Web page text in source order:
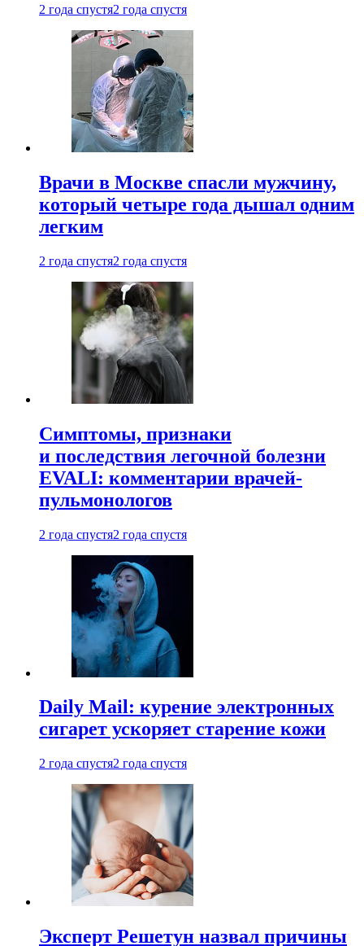
2 года спустя2 года спустя
Врачи в Москве спасли мужчину,
который четыре года дышал одним
легким
2 года спустя2 года спустя
Симптомы, признаки
и последствия легочной болезни
EVALI: комментарии врачей-
пульмонологов
2 года спустя2 года спустя
Daily Mail: курение электронных
сигарет ускоряет старение кожи
2 года спустя2 года спустя
Эксперт Решетун назвал причины